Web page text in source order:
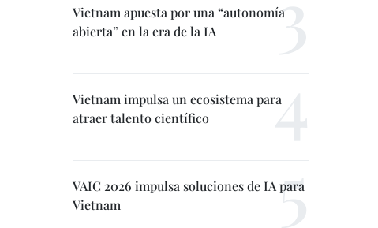
Vietnam apuesta por una “autonomía
abierta” en la era de la IA
Vietnam impulsa un ecosistema para
atraer talento científico
VAIC 2026 impulsa soluciones de IA para
Vietnam